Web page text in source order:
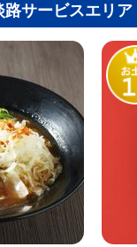
路サービスエリア